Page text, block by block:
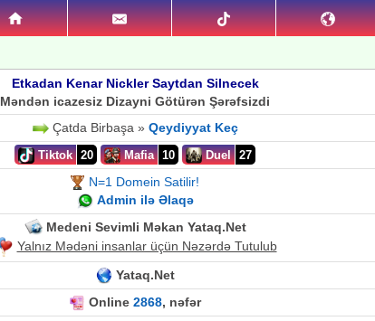
Etkadan Kenar Nickler Saytdan Silnecek
Məndən icazesiz Dizayni Götürən Şərəfsizdi
Çatda Birbaşa » Qeydiyyat Keç
Tiktok 20 Mafia 10 Duel 27
N=1 Domein Satilir!
Admin ilə Əlaqə
Medeni Sevimli Məkan Yataq.Net
Yalnız Mədəni insanlar üçün Nəzərdə Tutulub
Yataq.Net
Online 2868, nəfər